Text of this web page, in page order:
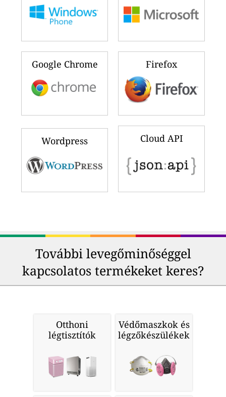
Google Chrome Firefox
Wordpress Cloud API
További levegőminőséggel
kapcsolatos termékeket keres?
Otthoni
légtisztítók
Védőmaszkok és
légzőkészülékek